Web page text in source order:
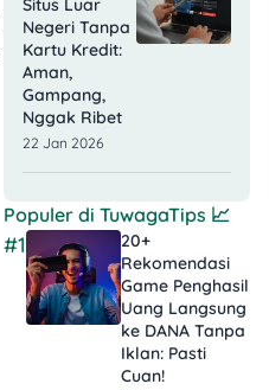
Situs Luar
Negeri Tanpa
Kartu Kredit:
Aman,
Gampang,
Nggak Ribet
22 Jan 2026
Populer di TuwagaTips 📈
#1
20+
Rekomendasi
Game Penghasil
Uang Langsung
ke DANA Tanpa
Iklan​: Pasti
Cuan!